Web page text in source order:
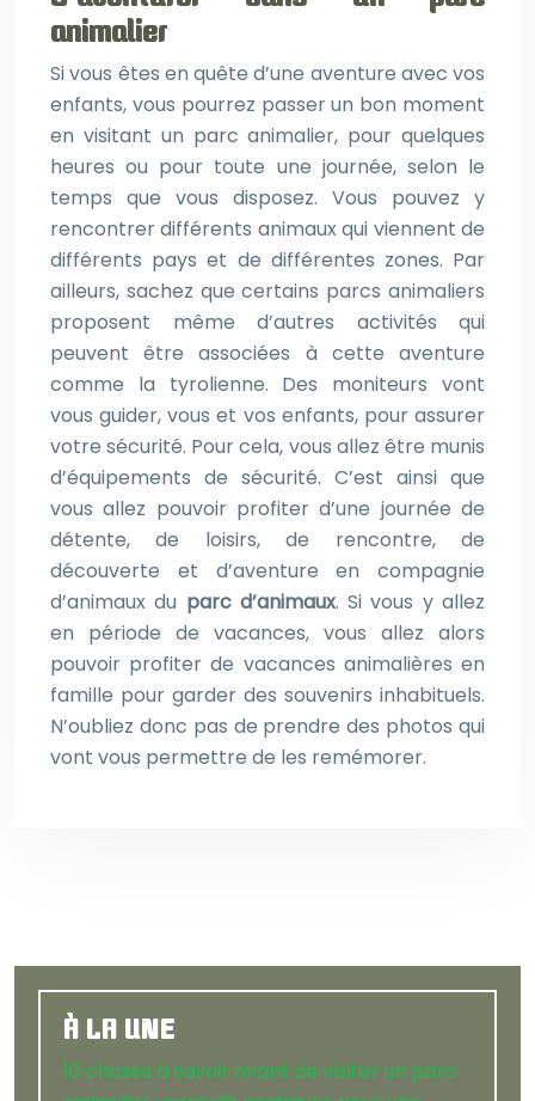
animalier
Si vous êtes en quête d’une aventure avec vos
enfants, vous pourrez passer un bon moment
en visitant un parc animalier, pour quelques
heures ou pour toute une journée, selon le
temps que vous disposez. Vous pouvez y
rencontrer différents animaux qui viennent de
différents pays et de différentes zones. Par
ailleurs, sachez que certains parcs animaliers
proposent même d’autres activités qui
peuvent être associées à cette aventure
comme la tyrolienne. Des moniteurs vont
vous guider, vous et vos enfants, pour assurer
votre sécurité. Pour cela, vous allez être munis
d’équipements de sécurité. C’est ainsi que
vous allez pouvoir profiter d’une journée de
détente, de loisirs, de rencontre, de
découverte et d’aventure en compagnie
d’animaux du parc d’animaux. Si vous y allez
en période de vacances, vous allez alors
pouvoir profiter de vacances animalières en
famille pour garder des souvenirs inhabituels.
N’oubliez donc pas de prendre des photos qui
vont vous permettre de les remémorer.
À LA UNE
10 choses à savoir avant de visiter un parc